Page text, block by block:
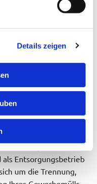
Details zeigen
auch was die
und
Ziel ist, die Menge der
Mülldeponien landen.
Verwertung
Zuwiderhandlung
empfindliche
als Entsorgungsbetrieb
um die Trennung,